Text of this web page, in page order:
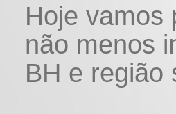
Hoje vamos
não menos
BH e região